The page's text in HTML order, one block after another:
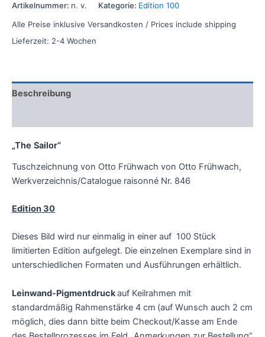
Artikelnummer: n. v. Kategorie: Edition 100
Alle Preise inklusive Versandkosten / Prices include shipping
Lieferzeit: 2-4 Wochen
Beschreibung
„The Sailor“
Tuschzeichnung von Otto Frühwach von Otto Frühwach,
Werkverzeichnis/Catalogue raisonné Nr. 846
Edition 30
Dieses Bild wird nur einmalig in einer auf 100 Stück
limitierten Edition aufgelegt. Die einzelnen Exemplare sind in
unterschiedlichen Formaten und Ausführungen erhältlich.
Leinwand-Pigmentdruckauf Keilrahmen mit
standardmäßig Rahmenstärke 4 cm (auf Wunsch auch 2 cm
möglich, dies dann bitte beim Checkout/Kasse am Ende